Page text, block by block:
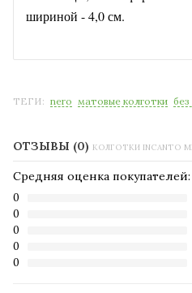
шириной - 4,0 см.
ТЕГИ: nero матовые колготки
ОТЗЫВЫ (0) КОЛГОТКИ INCANTO
Средняя оценка покупателей:
0
0
0
0
0